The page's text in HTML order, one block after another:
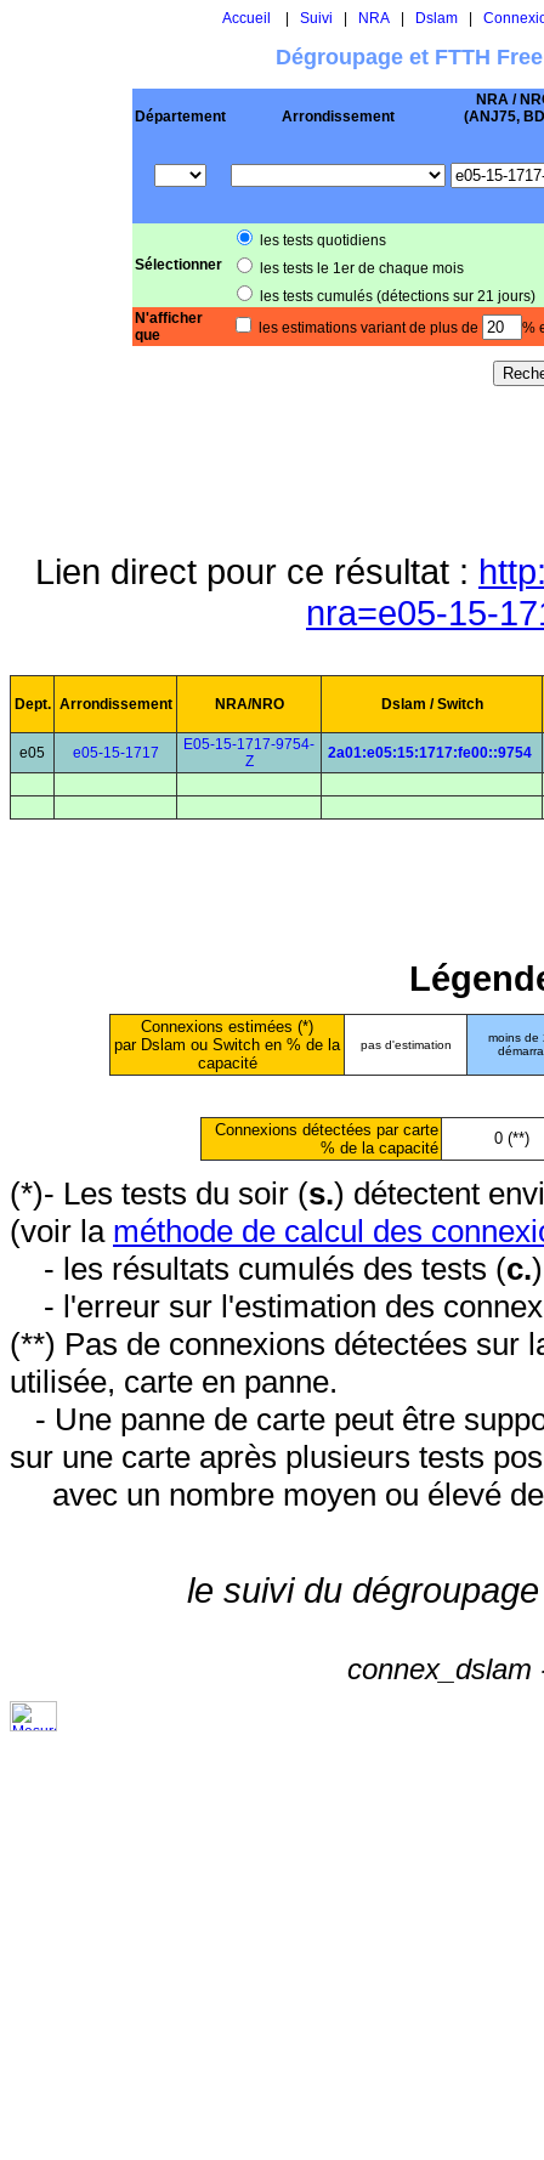
Accueil Suivi NRA| Dslam|
Dégroupage et FTTH
Département Arrondissement
NRA /
(ANJ75,
Sélectionner
les tests quotidiens
les tests le 1er de chaque mois
les tests cumulés (détections sur 21 jours)
N'afficher
que
les estimations variant de plus de %
Lien direct pour ce résultat :
nra=e05-15-
Dept. Arrondissement NRA/NRO Dslam / Switch
e05 e05-15-1717
E05-15-1717-9754-
Z
2a01:e05:15:1717:fe00::9754
Connexions estimées (*)
par Dslam ou Switch en % de la
capacité
pas d'estimation
moins de
Connexions détectées par carte
% de la capacité
0 (**)
(*)- Les tests du soir (s.) détectent
(voir la méthode de calcul des
- les résultats cumulés des tests (c.
- l'erreur sur l'estimation des
(**) Pas de connexions détectées sur
utilisée, carte en panne.
- Une panne de carte peut être
sur une carte après plusieurs tests
avec un nombre moyen ou élevé
le suivi du
connex_dslam